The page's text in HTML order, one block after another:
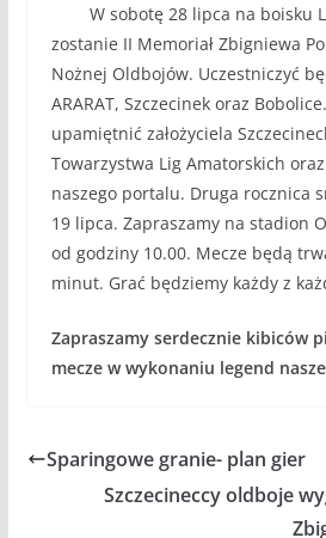
W sobotę 28 lipca na boisku
zostanie II Memoriał Zbigniewa
Nożnej Oldbojów. Uczestniczyć
ARARAT, Szczecinek oraz
upamiętnić założyciela
Towarzystwa Lig Amatorskich
naszego portalu. Druga rocznica
19 lipca. Zapraszamy na stadion
od godziny 10.00. Mecze będą
minut. Grać będziemy każdy z
Zapraszamy serdecznie kibiców
mecze w wykonaniu legend
Sparingowe granie- plan gier
Szczecineccy oldboje